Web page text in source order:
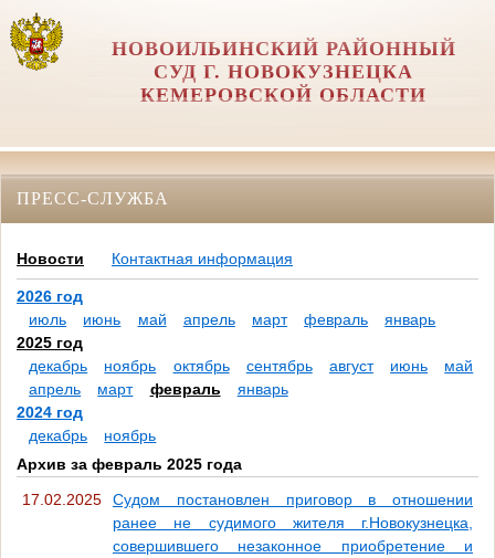
НОВОИЛЬИНСКИЙ РАЙОННЫЙ
СУД Г. НОВОКУЗНЕЦКА
КЕМЕРОВСКОЙ ОБЛАСТИ
ПРЕСС-СЛУЖБА
Новости Контактная информация
2026 год
июль
июнь май апрель март февраль
январь
2025 год
декабрь
ноябрь октябрь сентябрь август июнь
май
апрель
март февраль
январь
2024 год
декабрь
ноябрь
Архив за февраль 2025 года
17.02.2025
Судом постановлен приговор в отношении
ранее не судимого жителя г.Новокузнецка,
совершившего незаконное приобретение и